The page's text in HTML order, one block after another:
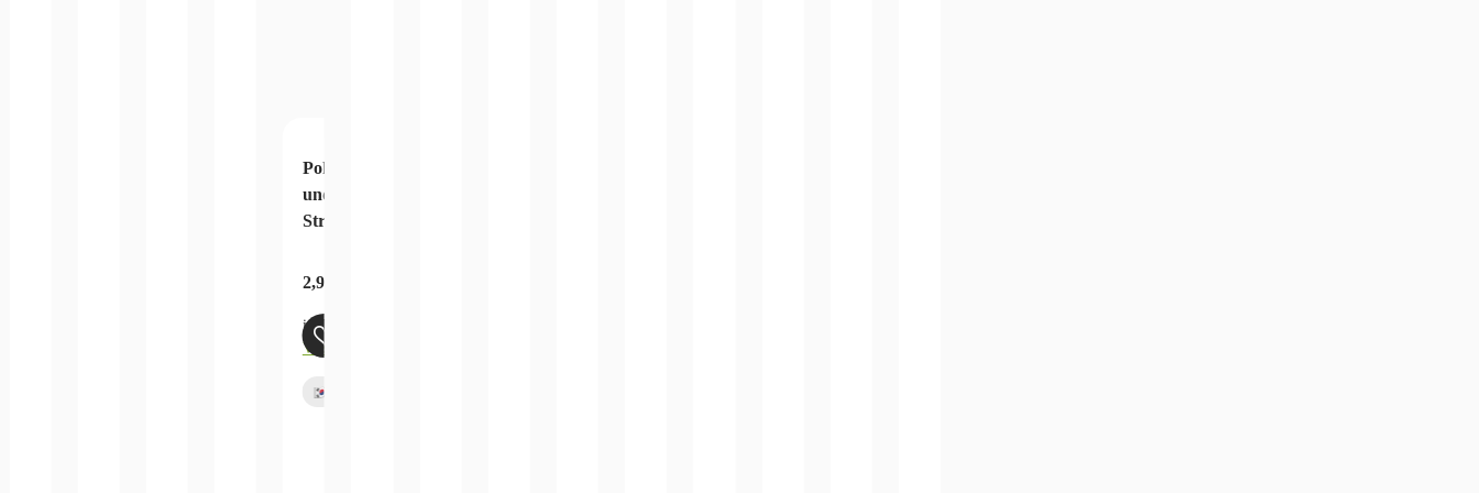
Pokemon Schwert
und Schild Blue Sky
Stream
2,99
inkl. MwSt.
Versandkosten